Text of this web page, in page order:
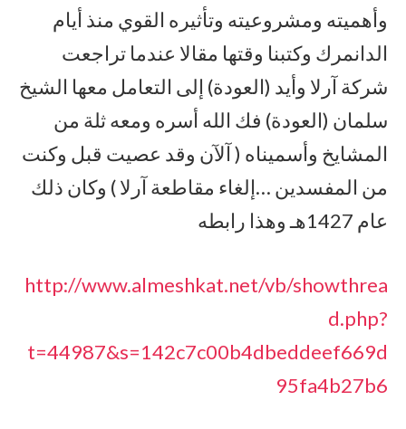
وأهميته ومشروعيته وتأثيره القوي منذ أيام
الدانمرك وكتبنا وقتها مقالا عندما تراجعت
شركة آرلا وأيد (العودة) إلى التعامل معها الشيخ
سلمان (العودة) فك الله أسره ومعه ثلة من
المشايخ وأسميناه ( آلآن وقد عصيت قبل وكنت
من المفسدين …إلغاء مقاطعة آرلا ) وكان ذلك
عام 1427هـ وهذا رابطه
http://www.almeshkat.net/vb/showthrea
d.php?
t=44987&s=142c7c00b4dbeddeef669d
95fa4b27b6